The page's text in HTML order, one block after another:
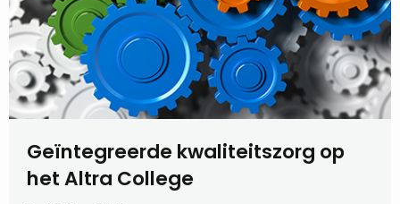
Geïntegreerde kwaliteitszorg op
het Altra College